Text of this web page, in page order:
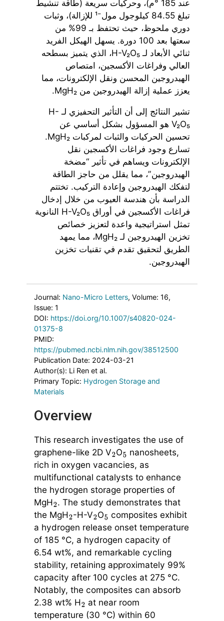
عند 185 °م)، وحركيات سريعة (طاقة تنشيط
تبلغ 84.55 كيلوجول مول⁻¹ للإزالة)، وثبات
دوري ملحوظ، حيث تحتفظ بـ 99% من
سعتها بعد 100 دورة. يسهل الهيكل الفريد
ثنائي الأبعاد لـ H-V₂O₅، الذي يتميز بسطحه
العالي وفراغات الأكسجين، امتصاص
الهيدروجين المحسن ونقل الإلكترونات، مما
يعزز عملية إزالة الهيدروجين من MgH₂.
تشير النتائج إلى أن التأثير التحفيزي لـ H-
V₂O₅ هو المسؤول بشكل أساسي عن
تحسين الحركيات والثبات لمركبات MgH₂.
تسارع وجود فراغات الأكسجين نقل
الإلكترونات ويساهم في تأثير “مضخة
الهيدروجين”، مما يقلل من حاجز الطاقة
لتفكك الهيدروجين وإعادة التركيب. تختتم
الدراسة بأن هندسة العيوب من خلال إدخال
فراغات الأكسجين في أوراق H-V₂O₅ النانوية
تمثل استراتيجية واعدة لتعزيز خصائص
تخزين الهيدروجين لـ MgH₂، مما يمهد
الطريق لتحقيق تقدم في تقنيات تخزين
الهيدروجين.
Journal: Nano-Micro Letters, Volume: 16,
Issue: 1
DOI: https://doi.org/10.1007/s40820-024-
01375-8
PMID:
https://pubmed.ncbi.nlm.nih.gov/38512500
Publication Date: 2024-03-21
Author(s): Li Ren et al.
Primary Topic: Hydrogen Storage and
Materials
Overview
This research investigates the use of
graphene-like 2D V2O5 nanosheets,
rich in oxygen vacancies, as
multifunctional catalysts to enhance
the hydrogen storage properties of
MgH2. The study demonstrates that
the MgH2-H-V2O5 composites exhibit
a hydrogen release onset temperature
of 185 °C, a hydrogen capacity of
6.54 wt%, and remarkable cycling
stability, retaining approximately 99%
capacity after 100 cycles at 275 °C.
Notably, the composites can absorb
2.38 wt% H2 at near room
temperature (30 °C) within 60